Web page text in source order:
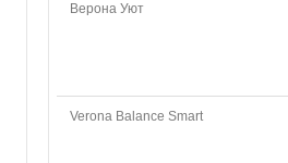
Верона Уют
Verona Balance Smart